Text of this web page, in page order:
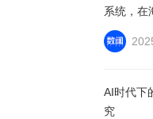
系统，在
AI时代下
究